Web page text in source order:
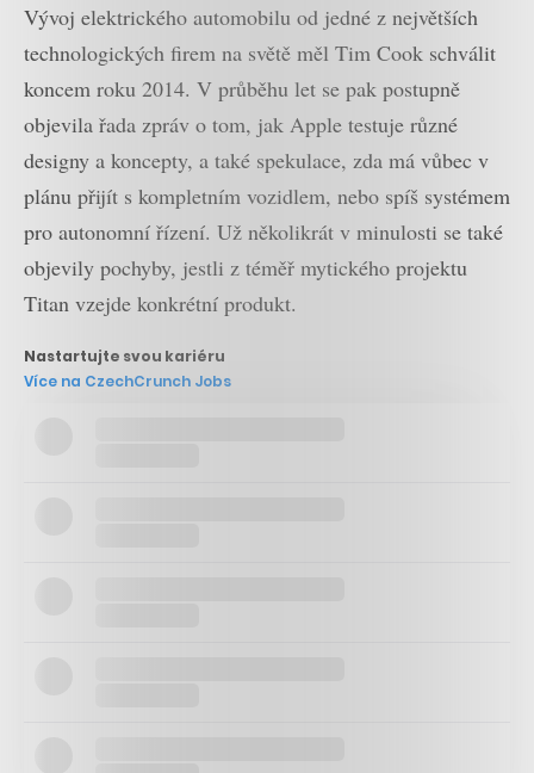
Vývoj elektrického automobilu od jedné z největších
technologických firem na světě měl Tim Cook schválit
koncem roku 2014. V průběhu let se pak postupně
objevila řada zpráv o tom, jak Apple testuje různé
designy a koncepty, a také spekulace, zda má vůbec v
plánu přijít s kompletním vozidlem, nebo spíš systémem
pro autonomní řízení. Už několikrát v minulosti se také
objevily pochyby, jestli z téměř mytického projektu
Titan vzejde konkrétní produkt.
Nastartujte svou kariéru
Více na CzechCrunch Jobs